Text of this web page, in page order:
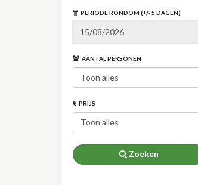
PERIODE RONDOM (+/- 5 DAGEN)
AANTAL PERSONEN
PRIJS
Zoeken